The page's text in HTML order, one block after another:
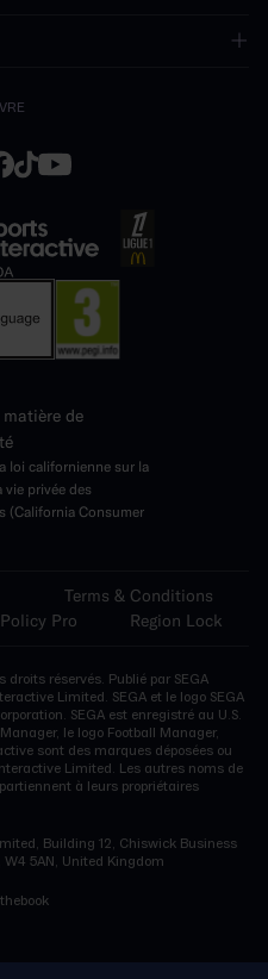
de
loi californienne sur la
privée des
(California Consumer
Terms & Conditions
Pro Region Lock
réservés. Publié par SEGA
Limited. SEGA et le logo SEGA
SEGA est enregistré au U.S.
le logo Football Manager,
sont des marques déposées ou
Limited. Les autres noms de
à leurs propriétaires
Building 12, Chiswick Business
5AN, United Kingdom